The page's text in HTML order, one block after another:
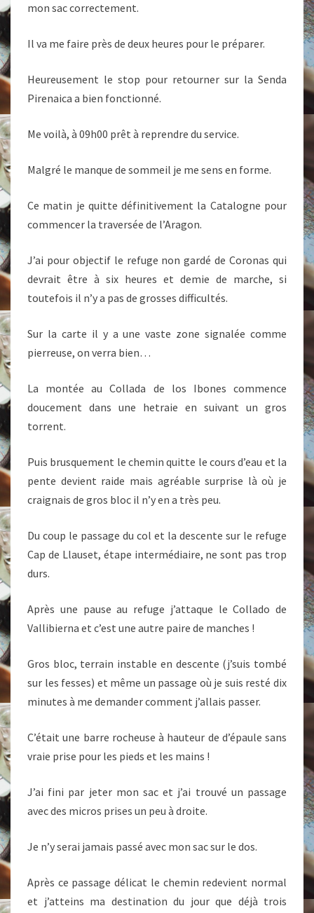
mon sac correctement.
Il va me faire près de deux heures pour le préparer.
Heureusement le stop pour retourner sur la Senda
Pirenaica a bien fonctionné.
Me voilà, à 09h00 prêt à reprendre du service.
Malgré le manque de sommeil je me sens en forme.
Ce matin je quitte définitivement la Catalogne pour
commencer la traversée de l’Aragon.
J’ai pour objectif le refuge non gardé de Coronas qui
devrait être à six heures et demie de marche, si
toutefois il n’y a pas de grosses difficultés.
Sur la carte il y a une vaste zone signalée comme
pierreuse, on verra bien…
La montée au Collada de los Ibones commence
doucement dans une hetraie en suivant un gros
torrent.
Puis brusquement le chemin quitte le cours d’eau et la
pente devient raide mais agréable surprise là où je
craignais de gros bloc il n’y en a très peu.
Du coup le passage du col et la descente sur le refuge
Cap de Llauset, étape intermédiaire, ne sont pas trop
durs.
Après une pause au refuge j’attaque le Collado de
Vallibierna et c’est une autre paire de manches !
Gros bloc, terrain instable en descente (j’suis tombé
sur les fesses) et même un passage où je suis resté dix
minutes à me demander comment j’allais passer.
C’était une barre rocheuse à hauteur de d’épaule sans
vraie prise pour les pieds et les mains !
J’ai fini par jeter mon sac et j’ai trouvé un passage
avec des micros prises un peu à droite.
Je n’y serai jamais passé avec mon sac sur le dos.
Après ce passage délicat le chemin redevient normal
et j’atteins ma destination du jour que déjà trois